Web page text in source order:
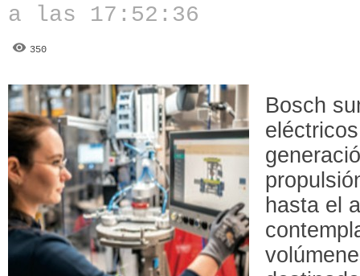
a las 17:52:36
350
Bosch
hasta el